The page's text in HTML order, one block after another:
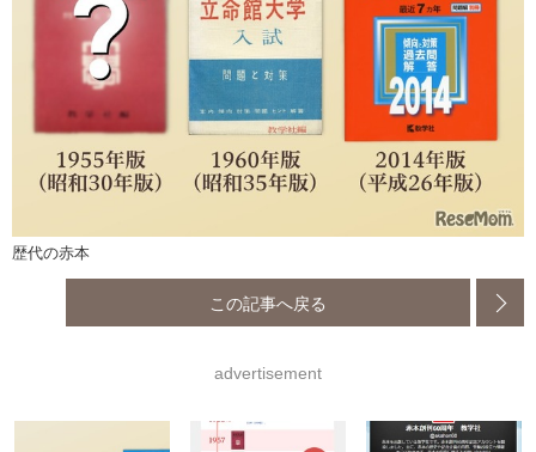
歴代の赤本
この記事へ戻る
advertisement